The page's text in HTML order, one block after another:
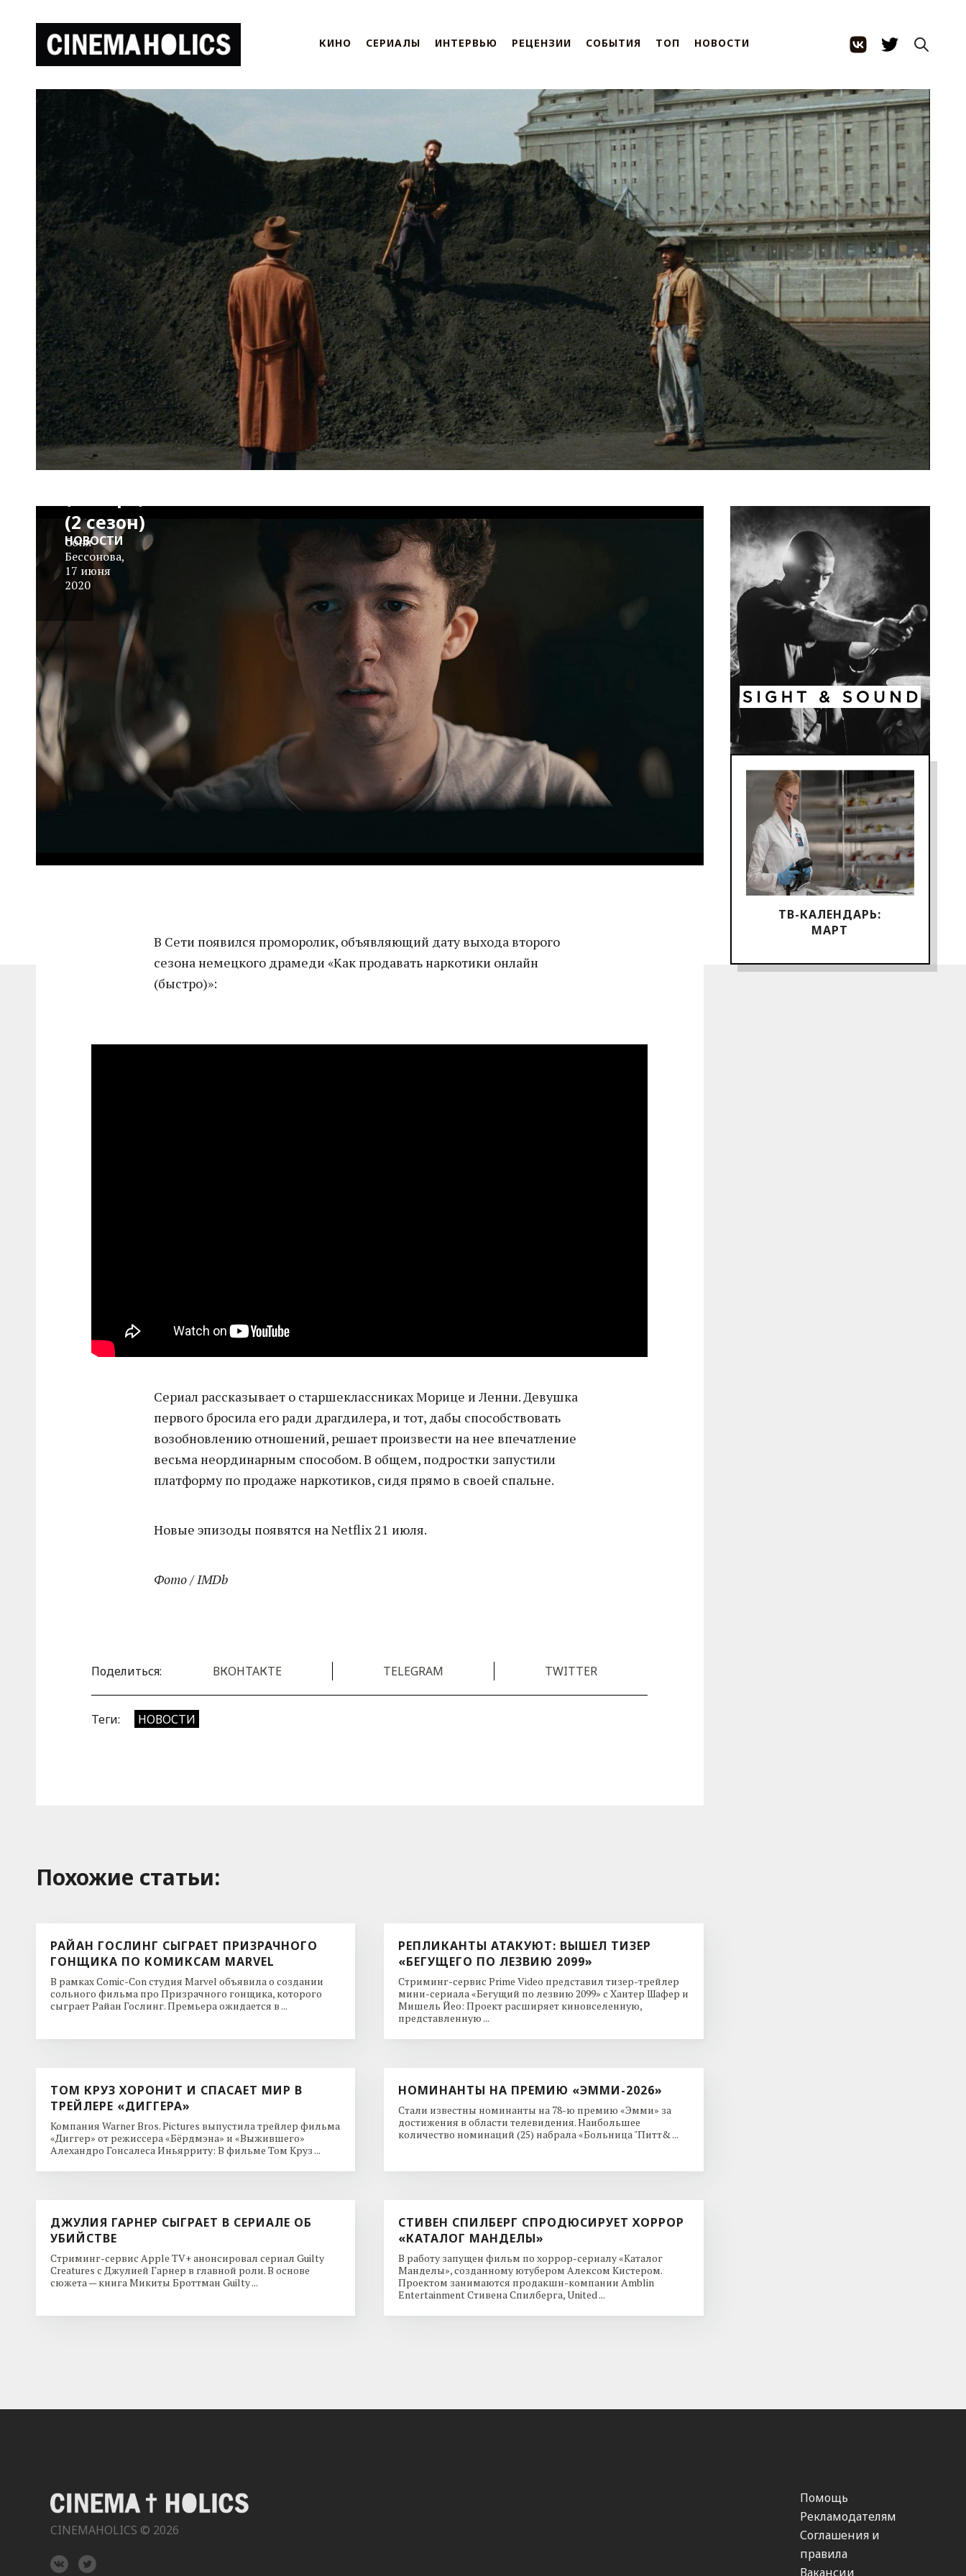
КИНО СЕРИАЛЫ ИНТЕРВЬЮ РЕЦЕНЗИИ СОБЫТИЯ ТОП НОВОСТИ
ТВ-КАЛЕНДАРЬ:
МАРТ
Тизер:
«Как
продавать
наркотики
онлайн
(2 сезон)
Соня
Бессонова,
17 июня
2020
НОВОСТИ
В Сети появился проморолик, объявляющий дату выхода второго
сезона немецкого драмеди «Как продавать наркотики онлайн
(быстро)»:
Сериал рассказывает о старшеклассниках Морице и Ленни. Девушка
первого бросила его ради драгдилера, и тот, дабы способствовать
возобновлению отношений, решает произвести на нее впечатление
весьма неординарным способом. В общем, подростки запустили
платформу по продаже наркотиков, сидя прямо в своей спальне.
Новые эпизоды появятся на Netflix 21 июля.
Фото / IMDb
Поделиться: ВКОНТАКТЕ TELEGRAM TWITTER
Теги: НОВОСТИ
Похожие cтатьи:
РАЙАН ГОСЛИНГ СЫГРАЕТ ПРИЗРАЧНОГО
ГОНЩИКА ПО КОМИКСАМ MARVEL
В рамках Comic-Con студия Marvel объявила о создании
сольного фильма про Призрачного гонщика, которого
сыграет Райан Гослинг. Премьера ожидается в ...
РЕПЛИКАНТЫ АТАКУЮТ: ВЫШЕЛ ТИЗЕР
«БЕГУЩЕГО ПО ЛЕЗВИЮ 2099»
Стриминг-сервис Prime Video представил тизер-трейлер
мини-сериала «Бегущий по лезвию 2099» с Хантер Шафер и
Мишель Йео: Проект расширяет киновселенную,
представленную ...
ТОМ КРУЗ ХОРОНИТ И СПАСАЕТ МИР В
ТРЕЙЛЕРЕ «ДИГГЕРА»
Компания Warner Bros. Pictures выпустила трейлер фильма
«Диггер» от режиссера «Бёрдмэна» и «Выжившего»
Алехандро Гонсалеса Иньярриту: В фильме Том Круз ...
НОМИНАНТЫ НА ПРЕМИЮ «ЭММИ-2026»
Стали известны номинанты на 78-ю премию «Эмми» за
достижения в области телевидения. Наибольшее
количество номинаций (25) набрала «Больница "Питт& ...
ДЖУЛИЯ ГАРНЕР СЫГРАЕТ В СЕРИАЛЕ ОБ
УБИЙСТВЕ
Стриминг-сервис Apple TV+ анонсировал сериал Guilty
Creatures с Джулией Гарнер в главной роли. В основе
сюжета — книга Микиты Броттман Guilty ...
СТИВЕН СПИЛБЕРГ СПРОДЮСИРУЕТ ХОРРОР
«КАТАЛОГ МАНДЕЛЫ»
В работу запущен фильм по хоррор-сериалу «Каталог
Манделы», созданному ютубером Алексом Кистером.
Проектом занимаются продакшн-компании Amblin
Entertainment Стивена Спилберга, United ...
CINEMAHOLICS © 2026
Помощь
Рекламодателям
Соглашения и
правила
Вакансии